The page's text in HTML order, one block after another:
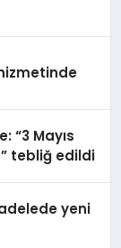
hizmetinde
“3 Mayıs
tebliğ edildi
yeni